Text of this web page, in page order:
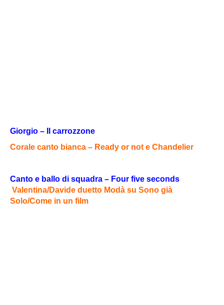
Giorgio – Il carrozzone
Corale canto bianca – Ready or not e Chandelier
Canto e ballo di squadra – Four five seconds
Valentina/Davide duetto Modà su Sono già
Solo/Come in un film